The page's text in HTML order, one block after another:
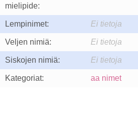
mielipide:
Lempinimet: Ei tietoja
Veljen nimiä: Ei tietoja
Siskojen nimiä: Ei tietoja
Kategoriat: aa nimet